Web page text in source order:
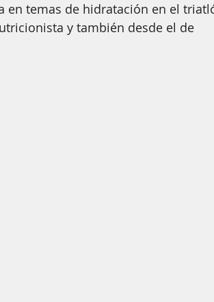
en temas de hidratación en el
y también desde el de